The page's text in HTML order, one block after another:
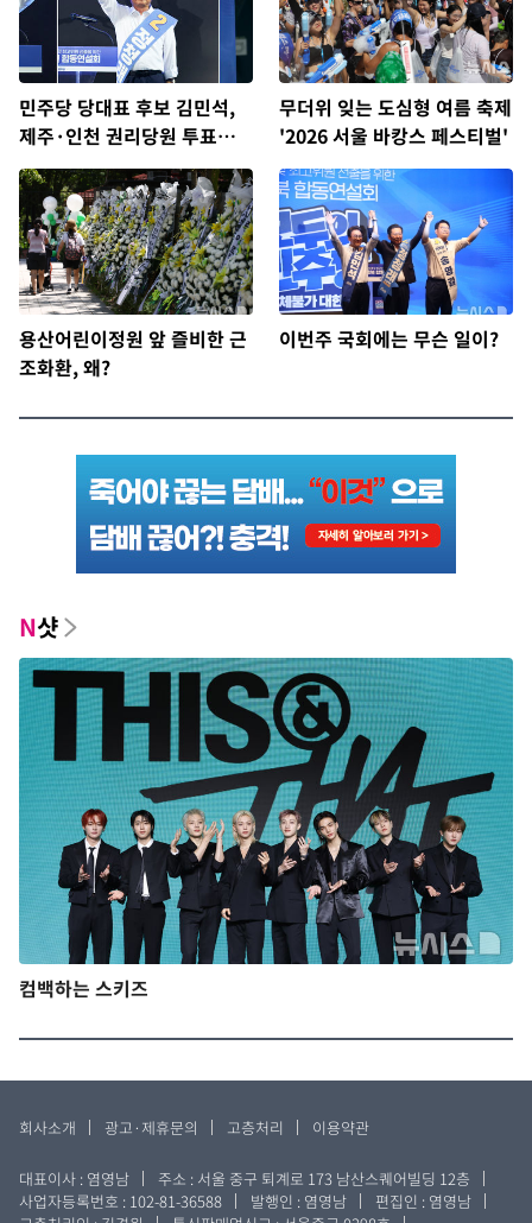
민주당 당대표 후보 김민석,
제주·인천 권리당원 투표서
정청래에 승리
무더위 잊는 도심형 여름 축제
'2026 서울 바캉스 페스티벌'
용산어린이정원 앞 즐비한 근
조화환, 왜?
이번주 국회에는 무슨 일이?
N샷
컴백하는 스키즈
회사소개 광고·제휴문의 고층처리 이용약관
대표이사 : 염영남
주소 : 서울 중구 퇴계로 173 남산스퀘어빌딩 12층
사업자등록번호 : 102-81-36588
발행인 : 염영남
편집인 : 염영남